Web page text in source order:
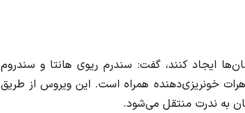
ایجاد کنند، گفت: سندرم ریوی هانتا و سندروم
خونریزی‌دهنده همراه است. این ویروس از طریق
به ندرت منتقل می‌شود.